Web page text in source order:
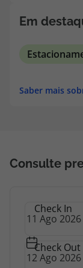
Em
Saber mais
Consulte
Check In
Check Out